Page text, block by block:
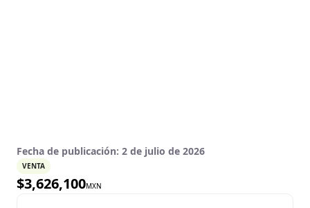
Fecha de publicación: 2 de julio de 2026
VENTA
$3,626,100MXN